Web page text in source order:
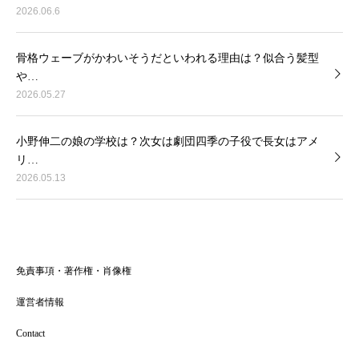
2026.06.6
骨格ウェーブがかわいそうだといわれる理由は？似合う髪型
や…
2026.05.27
小野伸二の娘の学校は？次女は劇団四季の子役で長女はアメ
リ…
2026.05.13
免責事項・著作権・肖像権
運営者情報
Contact